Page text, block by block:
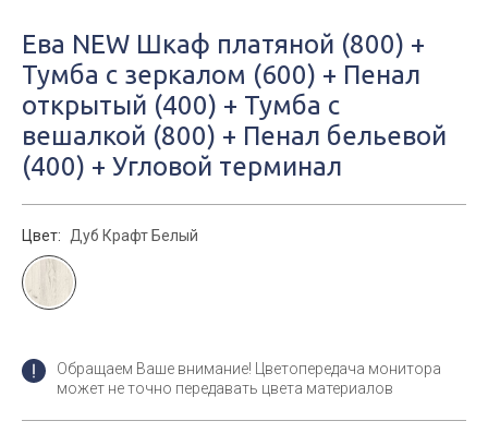
Ева NEW Шкаф платяной (800) +
Тумба с зеркалом (600) + Пенал
открытый (400) + Тумба с
вешалкой (800) + Пенал бельевой
(400) + Угловой терминал
Цвет: Дуб Крафт Белый
Обращаем Ваше внимание! Цветопередача монитора
может не точно передавать цвета материалов